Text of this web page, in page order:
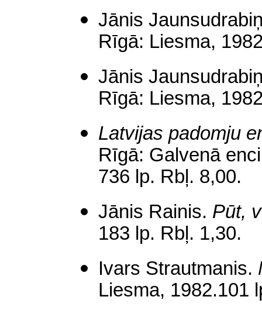
Jānis
Rīgā: Liesma,
Jānis
Rīgā: Liesma,
Latvijas padomju
Rīgā: Galvenā
736 lp. Rbļ. 8,00.
Jānis Rainis. Pūt,
183 lp. Rbļ. 1,30.
Ivars Strautmanis.
Liesma, 1982.101